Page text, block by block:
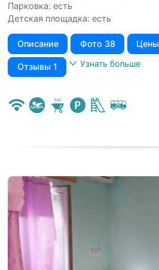
Парковка: есть
Детская площадка: есть
Описание Фото 38 Цены
Отзывы 1 Узнать больше